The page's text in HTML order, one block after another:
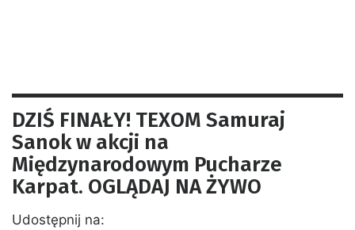
DZIŚ FINAŁY! TEXOM Samuraj
Sanok w akcji na
Międzynarodowym Pucharze
Karpat. OGLĄDAJ NA ŻYWO
Udostępnij na: